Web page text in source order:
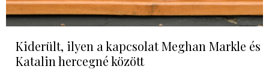
Kiderült, ilyen a kapcsolat Meghan Markle és
Katalin hercegné között